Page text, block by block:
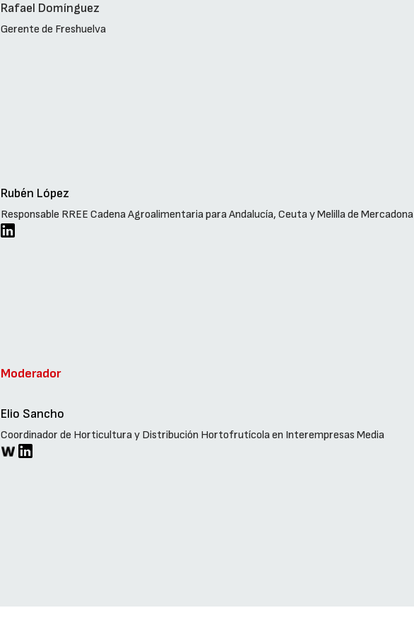
Rafael Domínguez
Gerente de Freshuelva
Rubén López
Responsable RREE Cadena Agroalimentaria para Andalucía, Ceuta y Melilla de Mercadona
Moderador
Elio Sancho
Coordinador de Horticultura y Distribución Hortofrutícola en Interempresas Media